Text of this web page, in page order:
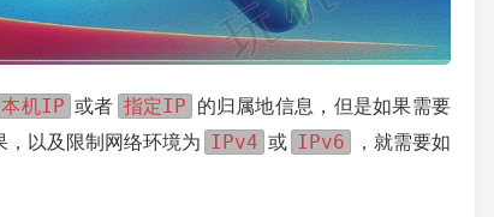
本机IP 或者 指定IP 的归属地信息，但是如果需要
，以及限制网络环境为 IPv4 或 IPv6
，就需要如